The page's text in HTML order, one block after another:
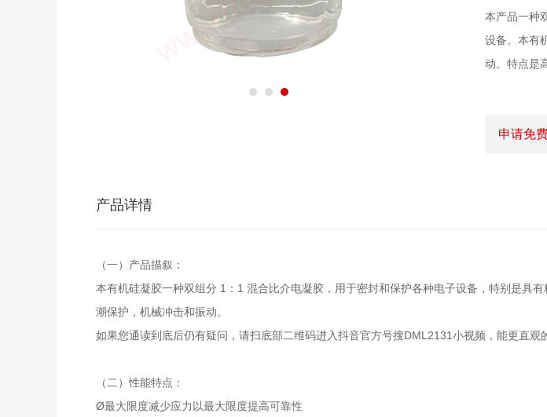
本产品一种
设备。本有
动。特点是
申请免
产品详情
（一）产品描叙：
本有机硅凝胶一种双组分 1：1 混合比介电凝胶，用于密封和保护各种电子设备，特别是具
潮保护，机械冲击和振动。
如果您通读到底后仍有疑问，请扫底部二维码进入抖音官方号搜DML2131小视频，能更直观
（二）性能特点：
Ø最大限度减少应力以最大限度提高可靠性